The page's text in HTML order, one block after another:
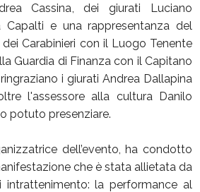
Cassina, dei giurati Luciano
Capalti e una rappresentanza del
Carabinieri con il Luogo Tenente
Guardia di Finanza con il Capitano
i giurati Andrea Dallapina
l'assessore alla cultura Danilo
potuto presenziare.
dell’evento, ha condotto
che è stata allietata da
la performance al